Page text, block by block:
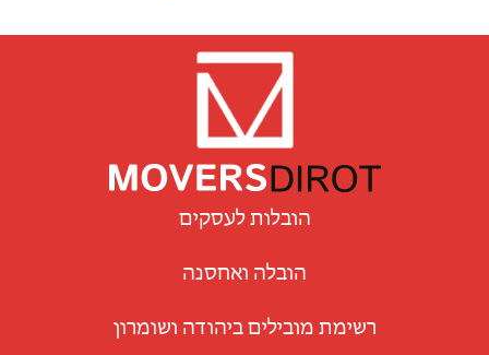
הובלות לעסקים
הובלה ואחסנה
רשימת מובילים ביהודה ושומרון